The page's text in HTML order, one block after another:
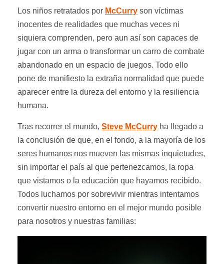
Los niños retratados por McCurry son víctimas
inocentes de realidades que muchas veces ni
siquiera comprenden, pero aun así son capaces de
jugar con un arma o transformar un carro de combate
abandonado en un espacio de juegos. Todo ello
pone de manifiesto la extraña normalidad que puede
aparecer entre la dureza del entorno y la resiliencia
humana.
Tras recorrer el mundo, Steve McCurry ha llegado a
la conclusión de que, en el fondo, a la mayoría de los
seres humanos nos mueven las mismas inquietudes,
sin importar el país al que pertenezcamos, la ropa
que vistamos o la educación que hayamos recibido.
Todos luchamos por sobrevivir mientras intentamos
convertir nuestro entorno en el mejor mundo posible
para nosotros y nuestras familias: